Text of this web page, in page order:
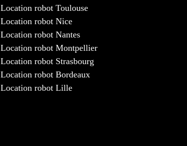
Location robot Toulouse
Location robot Nice
Location robot Nantes
Location robot Montpellier
Location robot Strasbourg
Location robot Bordeaux
Location robot Lille